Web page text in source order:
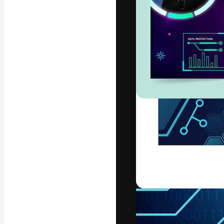
La plataforma
trabajo. Más
entre
estudios.
Español
Copyright ©